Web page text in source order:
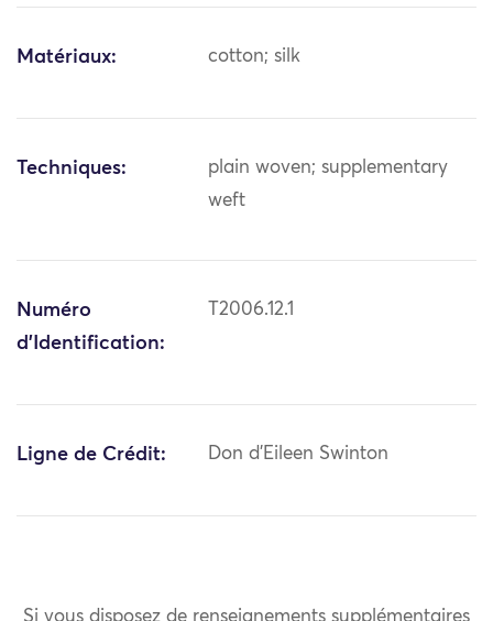
Matériaux: cotton; silk
Techniques:
plain woven; supplementary
weft
Numéro
d'Identification:
T2006.12.1
Ligne de Crédit: Don d'Eileen Swinton
Si vous disposez de renseignements supplémentaires